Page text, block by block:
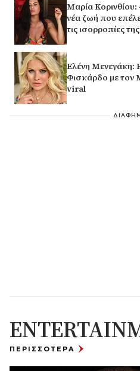
Μαρία
νέα ζωή που
τις ισορροπίες της
Ελένη Μενεγάκη:
Φισκάρδο με τον
viral
ΠΕΡΙΣΣΟΤΕΡΑ